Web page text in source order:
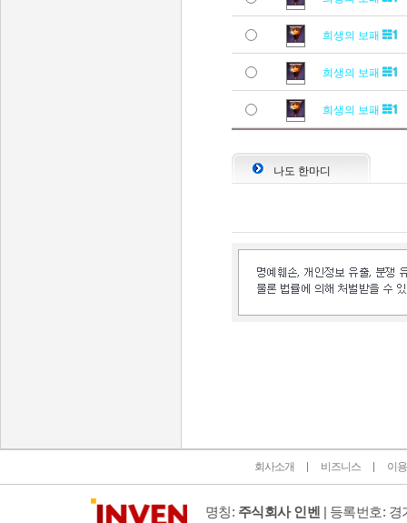
희생의 보패
희생의 보패
희생의 보패
나도 한마디
회사소개 비즈니스 이
명칭: 주식회사 인벤 | 등록번호: 경